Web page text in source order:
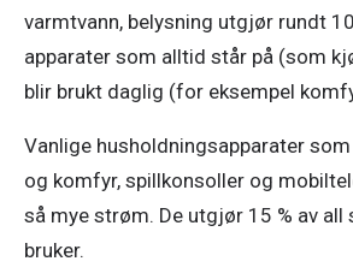
varmtvann, belysning utgjør rundt
apparater som alltid står på (som
blir brukt daglig (for eksempel
Vanlige husholdningsapparater
og komfyr, spillkonsoller og
så mye strøm. De utgjør 15 % av all
bruker.